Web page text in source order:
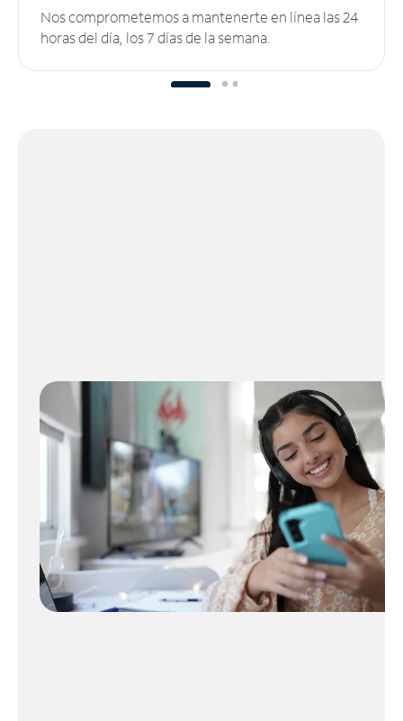
Nos comprometemos a mantenerte en línea las 24
horas del día, los 7 días de la semana.